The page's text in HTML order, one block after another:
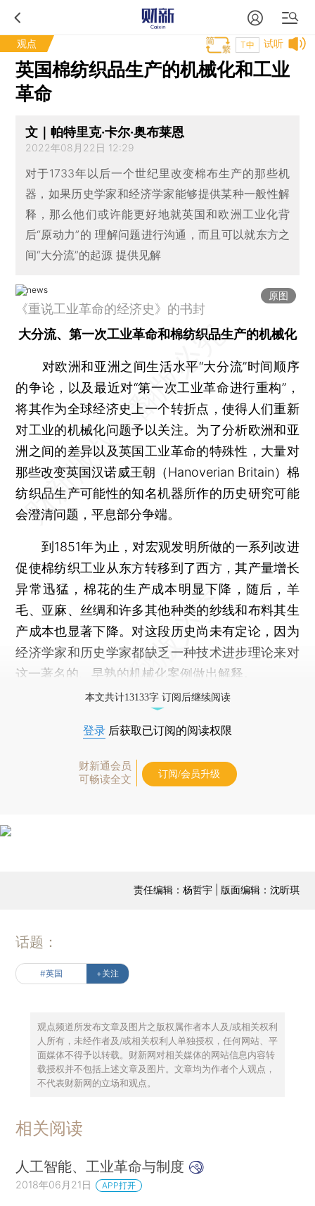
观点 试听
T中
英国棉纺织品生产的机械化和工业
革命
文｜帕特里克·卡尔·奥布莱恩
2022年08月22日 12:29
对于1733年以后一个世纪里改变棉布生产的那些机
器，如果历史学家和经济学家能够提供某种一般性解
释，那么他们或许能更好地就英国和欧洲工业化背
后“原动力”的 理解问题进行沟通，而且可以就东方之
间“大分流”的起源 提供见解
原图
《重说工业革命的经济史》的书封
大分流、第一次工业革命和棉纺织品生产的机械化
对欧洲和亚洲之间生活水平“大分流”时间顺序
的争论，以及最近对“第一次工业革命进行重构”，
将其作为全球经济史上一个转折点，使得人们重新
对工业的机械化问题予以关注。为了分析欧洲和亚
洲之间的差异以及英国工业革命的特殊性，大量对
那些改变英国汉诺威王朝（Hanoverian Britain）棉
纺织品生产可能性的知名机器所作的历史研究可能
会澄清问题，平息部分争端。
到1851年为止，对宏观发明所做的一系列改进
促使棉纺织工业从东方转移到了西方，其产量增长
异常迅猛，棉花的生产成本明显下降，随后，羊
毛、亚麻、丝绸和许多其他种类的纱线和布料其生
产成本也显著下降。对这段历史尚未有定论，因为
经济学家和历史学家都缺乏一种技术进步理论来对
这一著名的、早熟的机械化案例做出解释。
本文共计13133字 订阅后继续阅读
登录 后获取已订阅的阅读权限
财新通会员
可畅读全文
订阅/会员升级
责任编辑：杨哲宇 | 版面编辑：沈昕琪
话题：
#英国 +关注
观点频道所发布文章及图片之版权属作者本人及/或相关权利
人所有，未经作者及/或相关权利人单独授权，任何网站、平
面媒体不得予以转载。财新网对相关媒体的网站信息内容转
载授权并不包括上述文章及图片。文章均为作者个人观点，
不代表财新网的立场和观点。
相关阅读
人工智能、工业革命与制度
2018年06月21日 APP打开